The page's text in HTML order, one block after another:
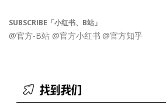
SUBSCRIBE「小红书、B站」
@官方-B站 @官方小红书 @官方知乎